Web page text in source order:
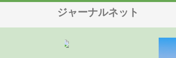
ジャーナルネット